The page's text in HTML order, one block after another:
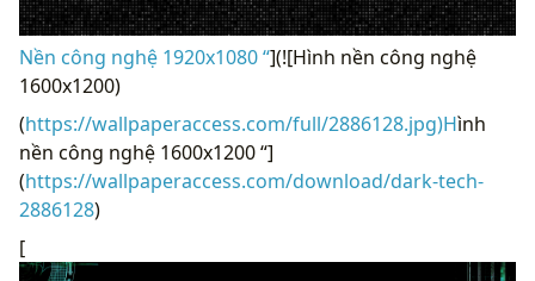
Nền công nghệ 1920x1080 “](![Hình nền công nghệ
1600x1200)
(https://wallpaperaccess.com/full/2886128.jpg)Hình
nền công nghệ 1600x1200 “]
(https://wallpaperaccess.com/download/dark-tech-
2886128)
[